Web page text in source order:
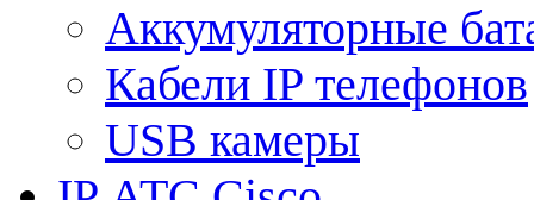
Аккумуляторные
Кабели IP телефонов
USB камеры